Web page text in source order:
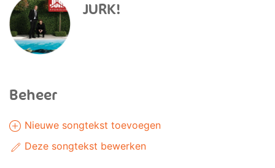
JURK!
Beheer
Nieuwe songtekst toevoegen
Deze songtekst bewerken